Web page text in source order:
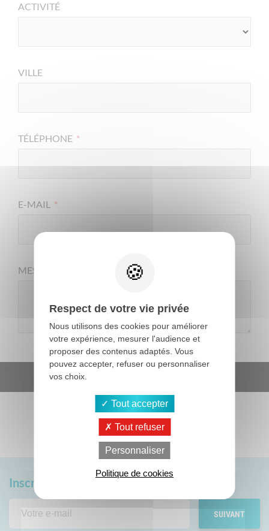
ACTIVITÉ
VILLE
TÉLÉPHONE *
E-MAIL *
MESSAGE
reCAPTCHA est désactivé.
Inscrivez-vous à notre newsletter
Respect de votre vie privée
Nous utilisons des cookies pour améliorer
votre expérience, mesurer l'audience et
proposer des contenus adaptés. Vous
pouvez accepter, refuser ou personnaliser
vos choix.
Tout accepter
Tout refuser
Personnaliser
Politique de cookies